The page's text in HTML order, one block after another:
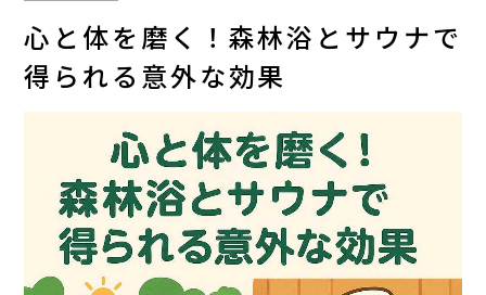
心と体を磨く！森林浴とサウナで
得られる意外な効果